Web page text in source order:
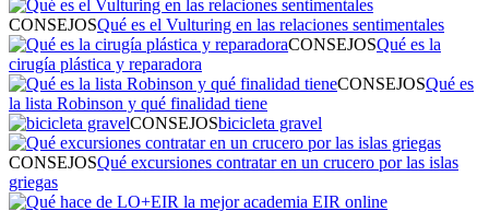
CONSEJOSQué es el Vulturing en las relaciones sentimentales
CONSEJOSQué es la
cirugía plástica y reparadora
CONSEJOSQué es
la lista Robinson y qué finalidad tiene
CONSEJOSbicicleta gravel
CONSEJOSQué excursiones contratar en un crucero por las islas
griegas